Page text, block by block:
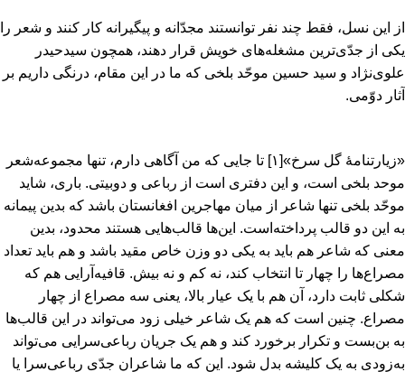
از این نسل‌، فقط چند نفر توانستند مجدّانه و پیگیرانه کار کنند و شعر را
یکی از جدّی‌ترین مشغله‌های خویش قرار دهند، همچون سیدحیدر
علوی‌نژاد و سید حسین موحّد بلخی که ما در این مقام‌، درنگی داریم بر
آثار دوّمی‌.
«زیارتنامۀ گل سرخ»[۱]
تا جایی که من آگاهی دارم‌، تنها مجموعه‌شعر
موحد بلخی است‌، و این دفتری است از رباعی و دوبیتی‌. باری‌، شاید
موحّد بلخی تنها شاعر از میان مهاجرین افغانستان باشد که بدین پیمانه
به این دو قالب پرداخته‌است‌. این‌ها قالب‌هایی هستند محدود، بدین
معنی که شاعر هم باید به یکی دو وزن خاص مقید باشد و هم باید تعداد
مصراع‌ها را چهار تا انتخاب کند، نه کم و نه بیش‌. قافیه‌آرایی هم که
شکلی ثابت دارد، آن هم با یک عیار بالا، یعنی سه مصراع از چهار
مصراع‌. چنین است که هم یک شاعر خیلی زود می‌تواند در این قالب‌ها
به بن‌بست و تکرار برخورد کند و هم یک جریان رباعی‌سرایی می‌تواند
به‌زودی به یک کلیشه بدل شود. این که ما شاعران جدّی رباعی‌سرا یا